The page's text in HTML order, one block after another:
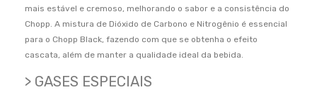
mais estável e cremoso, melhorando o sabor e a consistência do
Chopp. A mistura de Dióxido de Carbono e Nitrogênio é essencial
para o Chopp Black, fazendo com que se obtenha o efeito
cascata, além de manter a qualidade ideal da bebida.
> GASES ESPECIAIS